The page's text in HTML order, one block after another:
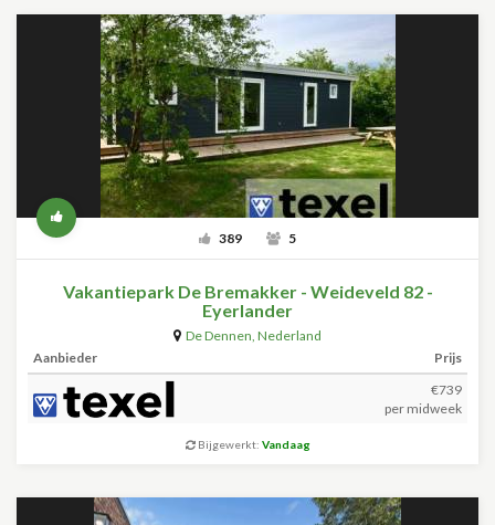
389 5
Vakantiepark De Bremakker - Weideveld 82 -
Eyerlander
De Dennen, Nederland
Aanbieder
Prijs
€739
per midweek
Bijgewerkt: Vandaag